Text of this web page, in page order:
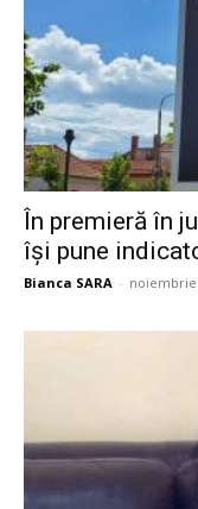
În premieră în
își pune
Bianca SARA - noiembrie